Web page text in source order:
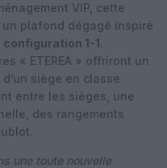
VIP, cette
plafond dégagé inspiré
configuration 1-1.
« ETEREA » offriront un
siège en classe
entre les sièges, une
des rangements
une toute nouvelle